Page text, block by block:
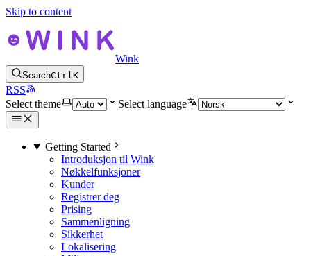
Skip to content
Wink
SearchCtrlK
RSS
Select theme
Select language
Getting Started
Introduksjon til Wink
Nøkkelfunksjoner
Kunder
Registrer deg
Prising
Sammenligning
Sikkerhet
Lokalisering